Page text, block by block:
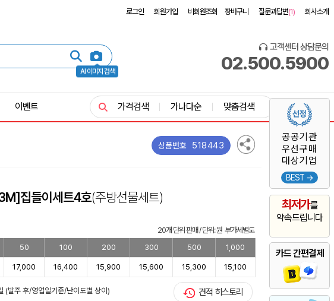
로그인 회원가입 비회원조회 장바구니 질문과답변(1) 회사소개
AI 이미지 검색
고객센터 상담문의
02.500.5900
공공기관
우선구매
대상기업
BEST →
최저가를
약속드립니다
카드 간편결제
이벤트 가격검색 가나다순 맞춤검색
상품번호 518443
집들이세트4호(주방선물세트)
20개 단위 판매 / 단위: 원 부가세별도
50 100 200 300 500 1,000
17,000 16,400 15,900 15,600 15,300 15,100
(발주 후/영업일기준/난이도별 상이) 견적 히스토리